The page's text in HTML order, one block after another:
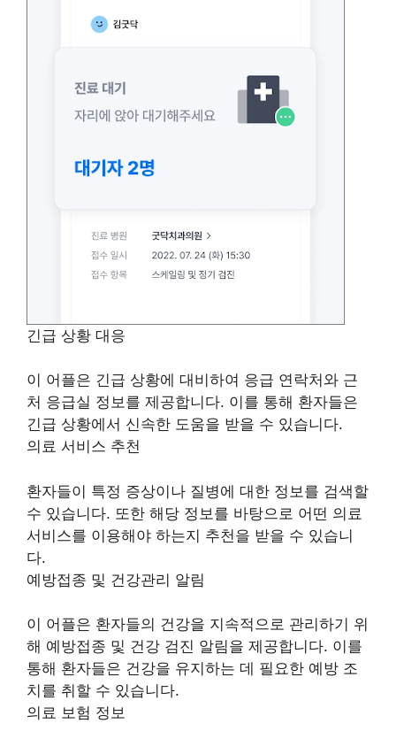
긴급 상황 대응
이 어플은 긴급 상황에 대비하여 응급 연락처와 근
처 응급실 정보를 제공합니다. 이를 통해 환자들은
긴급 상황에서 신속한 도움을 받을 수 있습니다.
의료 서비스 추천
환자들이 특정 증상이나 질병에 대한 정보를 검색할
수 있습니다. 또한 해당 정보를 바탕으로 어떤 의료
서비스를 이용해야 하는지 추천을 받을 수 있습니
다.
예방접종 및 건강관리 알림
이 어플은 환자들의 건강을 지속적으로 관리하기 위
해 예방접종 및 건강 검진 알림을 제공합니다. 이를
통해 환자들은 건강을 유지하는 데 필요한 예방 조
치를 취할 수 있습니다.
의료 보험 정보